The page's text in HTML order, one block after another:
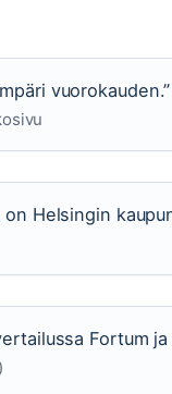
vuorokauden.”
Helsingin
Fortum ja